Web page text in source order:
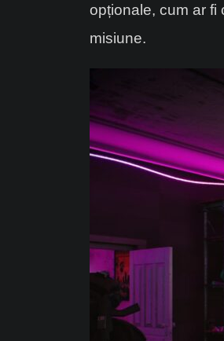
opționale, cum ar fi
misiune.